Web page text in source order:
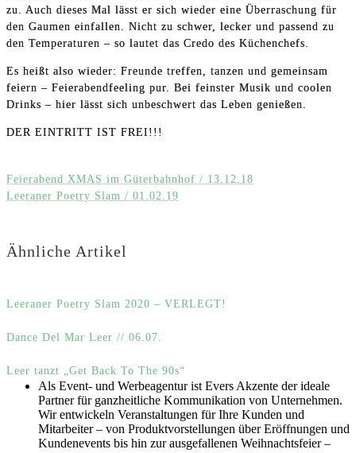
zu. Auch dieses Mal lässt er sich wieder eine Überraschung für
den Gaumen einfallen. Nicht zu schwer, lecker und passend zu
den Temperaturen – so lautet das Credo des Küchenchefs.
Es heißt also wieder: Freunde treffen, tanzen und gemeinsam
feiern – Feierabendfeeling pur. Bei feinster Musik und coolen
Drinks – hier lässt sich unbeschwert das Leben genießen.
DER EINTRITT IST FREI!!!
Feierabend XMAS im Güterbahnhof / 13.12.18
Leeraner Poetry Slam / 01.02.19
Ähnliche Artikel
Leeraner Poetry Slam 2020 – VERLEGT!
Dance Del Mar Leer // 06.07.
Leer tanzt „Get Back To The 90s“
Als Event- und Werbeagentur ist Evers Akzente der ideale
Partner für ganzheitliche Kommunikation von Unternehmen.
Wir entwickeln Veranstaltungen für Ihre Kunden und
Mitarbeiter – von Produktvorstellungen über Eröffnungen und
Kundenevents bis hin zur ausgefallenen Weihnachtsfeier –